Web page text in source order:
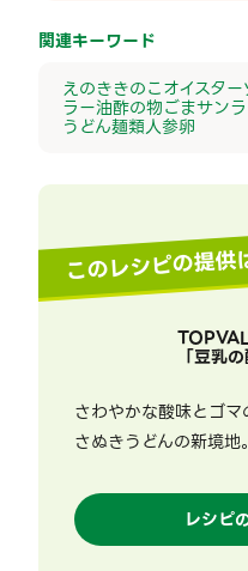
関連キーワード
えのききのこオイスタ
ラー油酢の物ごまサン
うどん麺類人参卵
このレシピの提供
「豆乳
さわやかな酸味とゴ
さぬきうどんの新境地。
レシピ